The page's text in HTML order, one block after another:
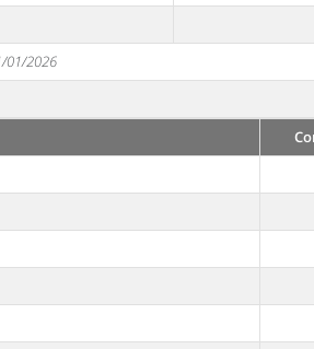
01/2026